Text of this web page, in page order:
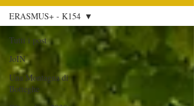
Tutti i post
JoIN
Una Montagna di
Botteghe
ERASMUS+ - K154